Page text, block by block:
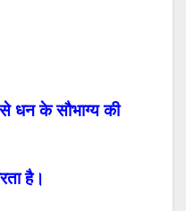
धन के सौभाग्य की
है।